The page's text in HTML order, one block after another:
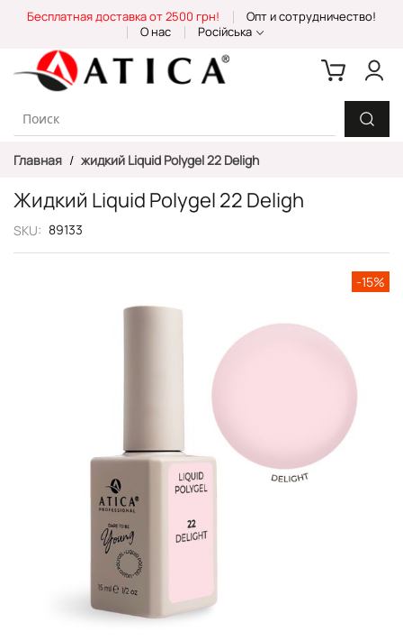
Content
Бесплатная доставка от 2500 грн!
Опт и сотрудничество!
О нас
Російська
Главная жидкий Liquid Polygel 22 Deligh
Жидкий Liquid Polygel 22 Deligh
SKU 89133
-15%